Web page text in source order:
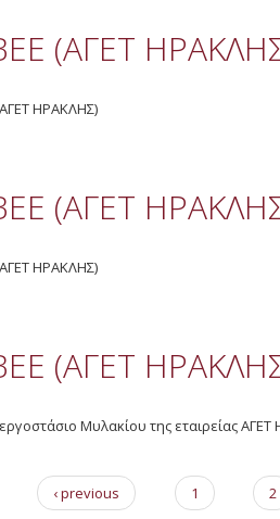
(ΑΓΕΤ
ΗΡΑΚΛΗΣ)
(ΑΓΕΤ
ΗΡΑΚΛΗΣ)
(ΑΓΕΤ
Μυλακίου της εταιρείας
‹ previous 1 2